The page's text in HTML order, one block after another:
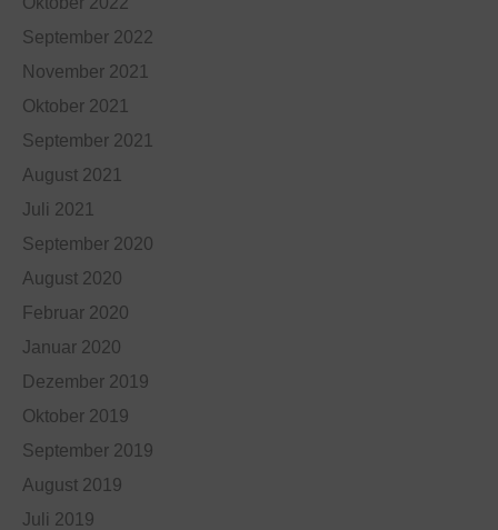
September 2022
November 2021
Oktober 2021
September 2021
August 2021
Juli 2021
September 2020
August 2020
Februar 2020
Januar 2020
Dezember 2019
Oktober 2019
September 2019
August 2019
Juli 2019